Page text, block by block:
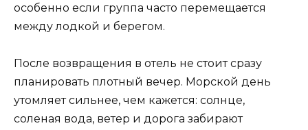
особенно если группа часто перемещается
между лодкой и берегом.
После возвращения в отель не стоит сразу
планировать плотный вечер. Морской день
утомляет сильнее, чем кажется: солнце,
соленая вода, ветер и дорога забирают